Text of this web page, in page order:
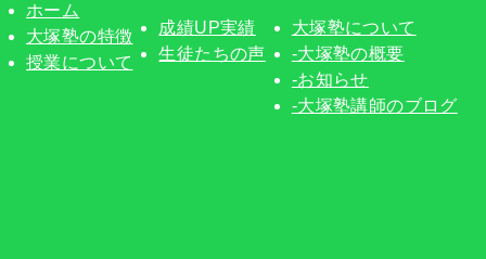
ホーム
大塚塾の特徴
授業について
成績UP実績
生徒たちの声
大塚塾について
-大塚塾の概要
-お知らせ
-大塚塾講師のブログ